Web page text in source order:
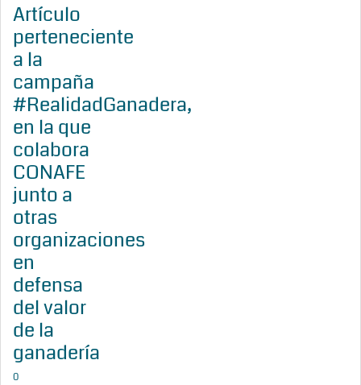
Artículo
perteneciente
a la
campaña
#RealidadGanadera,
en la que
colabora
CONAFE
junto a
otras
organizaciones
en
defensa
del valor
de la
ganadería
0